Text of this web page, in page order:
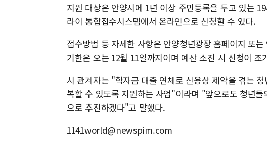
지원 대상은 안양시에 1년 이상 주민등록을 두고 있는
라이 통합접수시스템에서 온라인으로 신청할 수 있다.
접수방법 등 자세한 사항은 안양청년광장 홈페이지 또
기한은 오는 12월 11일까지이며 예산 소진 시 신청이 조
시 관계자는 "학자금 대출 연체로 신용상 제약을 겪는
복할 수 있도록 지원하는 사업"이라며 "앞으로도 청년
으로 추진하겠다"고 말했다.
1141world@newspim.com